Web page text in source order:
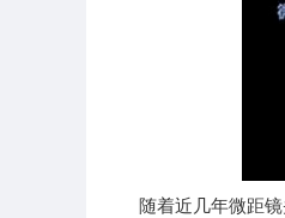
随着近几年微距镜